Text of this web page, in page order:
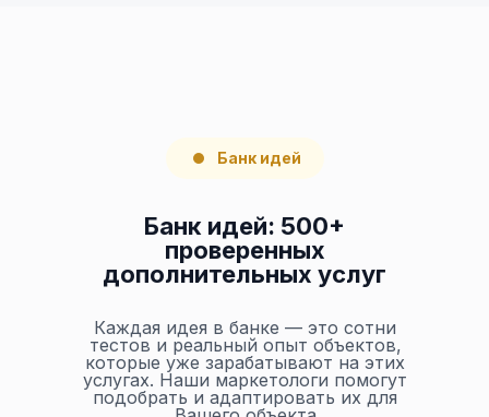
Банк идей
Банк идей: 500+
проверенных
дополнительных услуг
Каждая идея в банке — это сотни
тестов и реальный опыт объектов,
которые уже зарабатывают на этих
услугах. Наши маркетологи помогут
подобрать и адаптировать их для